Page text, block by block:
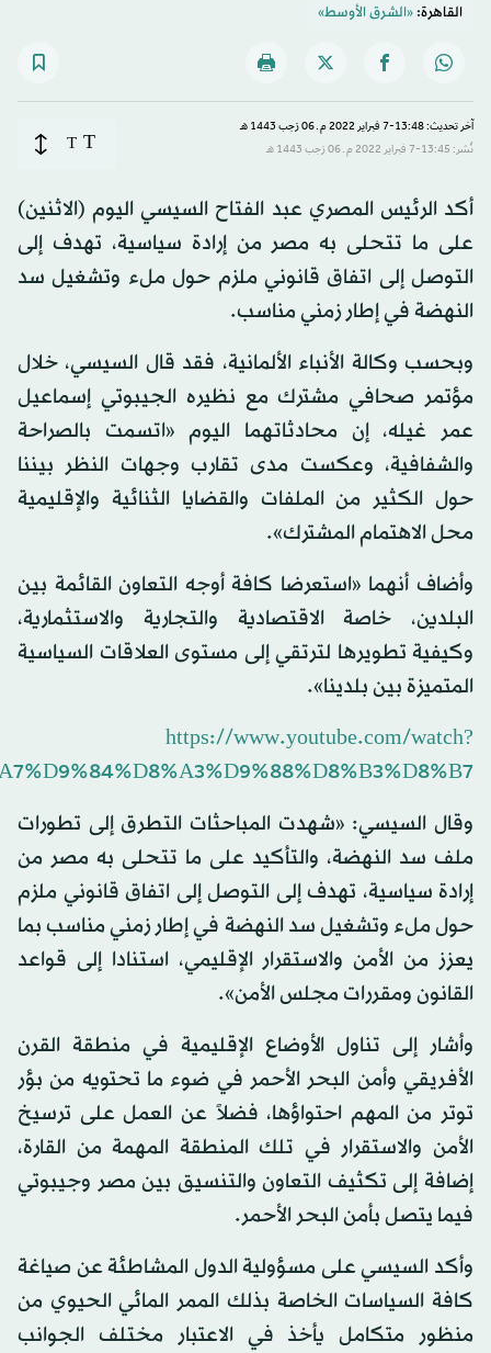
القاهرة:«الشرق الأوسط»
آخر تحديث: 13:48-7 فبراير 2022 م ـ 06 رَجب 1443 هـ
نُشر: 13:45-7 فبراير 2022 م ـ 06 رَجب 1443 هـ
T
T
أكد الرئيس المصري عبد الفتاح السيسي اليوم (الاثنين)
على ما تتحلى به مصر من إرادة سياسية، تهدف إلى
التوصل إلى اتفاق قانوني ملزم حول ملء وتشغيل سد
النهضة في إطار زمني مناسب.
وبحسب وكالة الأنباء الألمانية، فقد قال السيسي، خلال
مؤتمر صحافي مشترك مع نظيره الجيبوتي إسماعيل
عمر غيله، إن محادثاتهما اليوم «اتسمت بالصراحة
والشفافية، وعكست مدى تقارب وجهات النظر بيننا
حول الكثير من الملفات والقضايا الثنائية والإقليمية
محل الاهتمام المشترك».
وأضاف أنهما «استعرضا كافة أوجه التعاون القائمة بين
البلدين، خاصة الاقتصادية والتجارية والاستثمارية،
وكيفية تطويرها لترتقي إلى مستوى العلاقات السياسية
المتميزة بين بلدينا».
https://www.youtube.com/watch?
وقال السيسي: «شهدت المباحثات التطرق إلى تطورات
ملف سد النهضة، والتأكيد على ما تتحلى به مصر من
إرادة سياسية، تهدف إلى التوصل إلى اتفاق قانوني ملزم
حول ملء وتشغيل سد النهضة في إطار زمني مناسب بما
يعزز من الأمن والاستقرار الإقليمي، استنادا إلى قواعد
القانون ومقررات مجلس الأمن».
وأشار إلى تناول الأوضاع الإقليمية في منطقة القرن
الأفريقي وأمن البحر الأحمر في ضوء ما تحتويه من بؤر
توتر من المهم احتواؤها، فضلاً عن العمل على ترسيخ
الأمن والاستقرار في تلك المنطقة المهمة من القارة،
إضافة إلى تكثيف التعاون والتنسيق بين مصر وجيبوتي
فيما يتصل بأمن البحر الأحمر.
وأكد السيسي على مسؤولية الدول المشاطئة عن صياغة
كافة السياسات الخاصة بذلك الممر المائي الحيوي من
منظور متكامل يأخذ في الاعتبار مختلف الجوانب